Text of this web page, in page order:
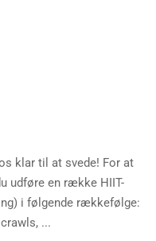
klar til at svede! For at
udføre en række HIIT-
i følgende rækkefølge:
...